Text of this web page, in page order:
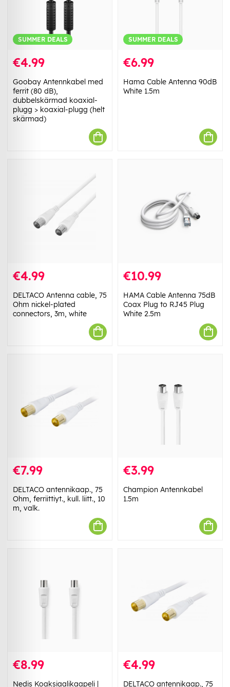
SUMMER DEALS
€4.99
Goobay Antennkabel med
ferrit (80 dB),
dubbelskärmad koaxial-
plugg > koaxial-plugg (helt
skärmad)
SUMMER DEALS
€6.99
Hama Cable Antenna 90dB
White 1.5m
€4.99
DELTACO Antenna cable, 75
Ohm nickel-plated
connectors, 3m, white
€10.99
HAMA Cable Antenna 75dB
Coax Plug to RJ45 Plug
White 2.5m
€7.99
DELTACO antennikaap., 75
Ohm, ferriittiyt., kull. liitt., 10
m, valk.
€3.99
Champion Antennkabel
1.5m
€8.99
Nedis Koaksiaalikaapeli |
€4.99
DELTACO antennikaap., 75